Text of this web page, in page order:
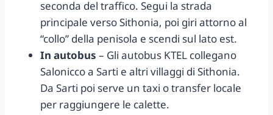
seconda del traffico. Segui la strada
principale verso Sithonia, poi giri attorno al
“collo” della penisola e scendi sul lato est.
In autobus – Gli autobus KTEL collegano
Salonicco a Sarti e altri villaggi di Sithonia.
Da Sarti poi serve un taxi o transfer locale
per raggiungere le calette.